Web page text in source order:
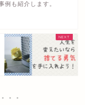
例も紹介します。